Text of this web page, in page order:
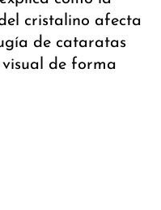
cristalino afecta
de cataratas
de forma